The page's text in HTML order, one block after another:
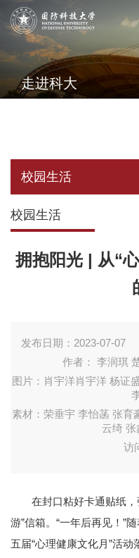
走进科大
校园生活
校园生活
拥抱阳光 | 从“
发布日期：2023-07-07
作者： 李润琪
图片：肖宇洋肖宇洋 杨证
素材：荣垂宇 李怡菡 张育
云绮 张
访
在封口粘好卡通贴纸
游”信箱。“一年后再见！”
五届“心理健康文化月”活动